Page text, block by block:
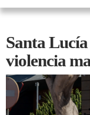
Santa
violencia